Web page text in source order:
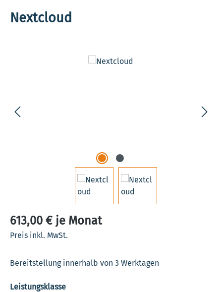
Nextcloud
Bildergalerie überspringen
613,00 € je Monat
Preis inkl. MwSt.
Bereitstellung innerhalb von 3 Werktagen
Leistungsklasseauswählen